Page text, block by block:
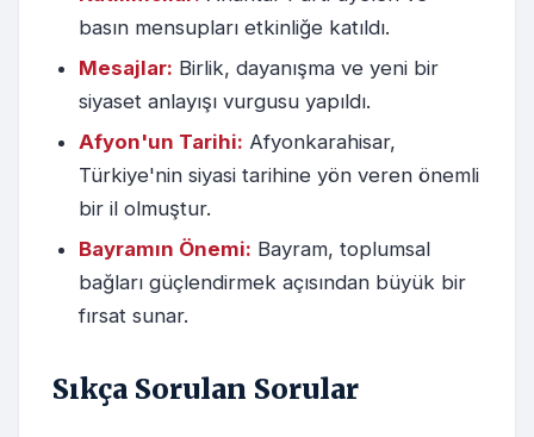
basın mensupları etkinliğe katıldı.
Mesajlar: Birlik, dayanışma ve yeni bir
siyaset anlayışı vurgusu yapıldı.
Afyon'un Tarihi: Afyonkarahisar,
Türkiye'nin siyasi tarihine yön veren önemli
bir il olmuştur.
Bayramın Önemi: Bayram, toplumsal
bağları güçlendirmek açısından büyük bir
fırsat sunar.
Sıkça Sorulan Sorular